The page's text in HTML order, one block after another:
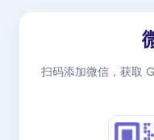
扫码添加微信，获取